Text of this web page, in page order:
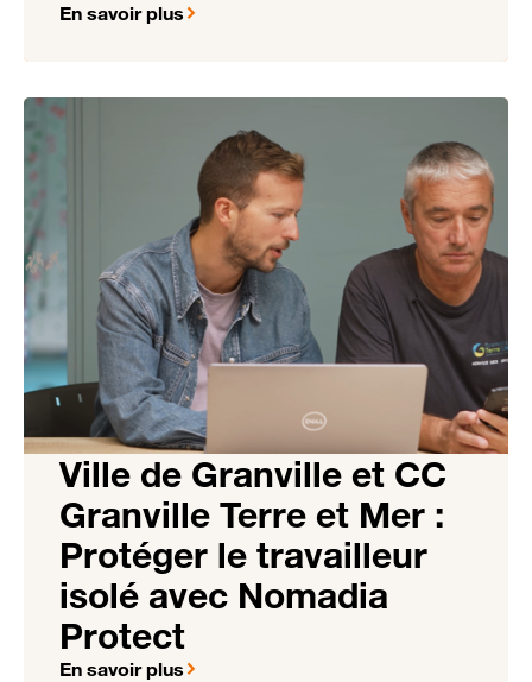
En savoir plus
Ville de Granville et CC
Granville Terre et Mer :
Protéger le travailleur
isolé avec Nomadia
Protect
En savoir plus